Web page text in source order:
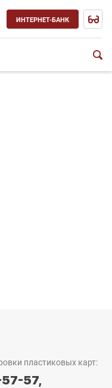
ИНТЕРНЕТ-БАНК
пластиковых карт:
57,